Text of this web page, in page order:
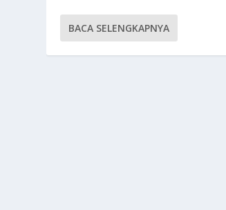
BACA SELENGKAPNYA